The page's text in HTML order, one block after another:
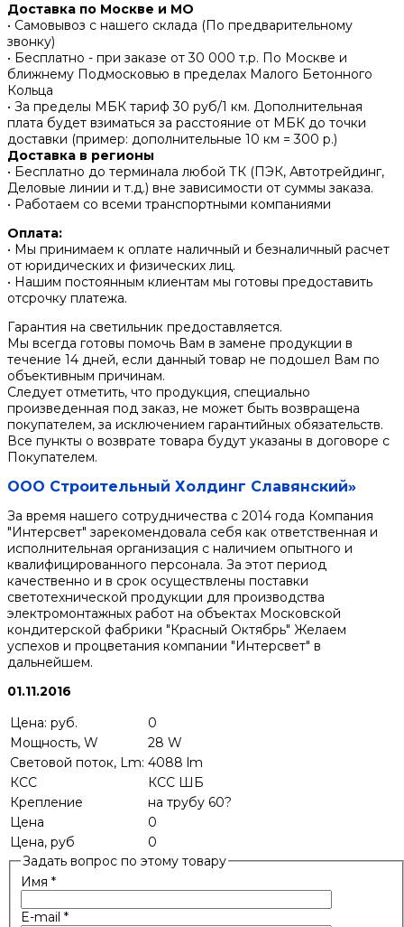
Доставка по Москве и МО
• Самовывоз с нашего склада (По предварительному
звонку)
• Бесплатно - при заказе от 30 000 т.р. По Москве и
ближнему Подмосковью в пределах Малого Бетонного
Кольца
• За пределы МБК тариф 30 руб/1 км. Дополнительная
плата будет взиматься за расстояние от МБК до точки
доставки (пример: дополнительные 10 км = 300 р.)
Доставка в регионы
• Бесплатно до терминала любой ТК (ПЭК, Автотрейдинг,
Деловые линии и т.д.) вне зависимости от суммы заказа.
• Работаем со всеми транспортными компаниями
Оплата:
• Мы принимаем к оплате наличный и безналичный расчет
от юридических и физических лиц.
• Нашим постоянным клиентам мы готовы предоставить
отсрочку платежа.
Гарантия на светильник предоставляется.
Мы всегда готовы помочь Вам в замене продукции в
течение 14 дней, если данный товар не подошел Вам по
объективным причинам.
Следует отметить, что продукция, специально
произведенная под заказ, не может быть возвращена
покупателем, за исключением гарантийных обязательств.
Все пункты о возврате товара будут указаны в договоре с
Покупателем.
ООО Строительный Холдинг Славянский»
За время нашего сотрудничества с 2014 года Компания
"Интерсвет" зарекомендовала себя как ответственная и
исполнительная организация с наличием опытного и
квалифицированного персонала. За этот период
качественно и в срок осуществлены поставки
светотехнической продукции для производства
электромонтажных работ на объектах Московской
кондитерской фабрики "Красный Октябрь" Желаем
успехов и процветания компании "Интерсвет" в
дальнейшем.
01.11.2016
Цена: руб.
0
Мощность, W
28 W
Световой поток, Lm: 4088 lm
КСС
КСС ШБ
Крепление
на трубу 60?
Цена
0
Цена, руб
0
Задать вопрос по этому товару
Имя *
E-mail *